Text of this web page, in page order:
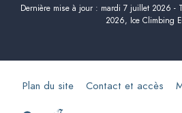
Dernière mise à jour : mardi 7 juillet 2026 -
2026, Ice Climbing
Plan du site Contact et accès